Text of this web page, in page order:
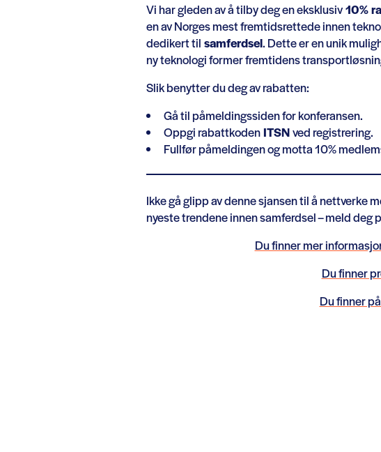
Vi har gleden av å tilby deg en eksklusiv10%
en av Norges mest fremtidsrettede innen
dedikert til samferdsel. Dette er en unik
ny teknologi former fremtidens
Slik benytter du deg av rabatten:
Gå til påmeldingssiden for konferansen.
Oppgi rabattkodenITSNved registrering.
Fullfør påmeldingen og motta 10%
Ikke gå glipp av denne sjansen til å nettverke
nyeste trendene innen samferdsel – meld deg
Du finner mer
Du finner
Du finner